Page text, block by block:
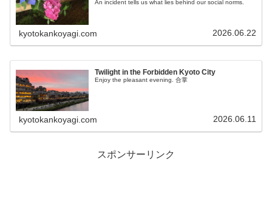
An incident tells us what lies behind our social norms.
kyotokankoyagi.com 2026.06.22
Twilight in the Forbidden Kyoto City
Enjoy the pleasant evening. 合掌
kyotokankoyagi.com 2026.06.11
スポンサーリンク